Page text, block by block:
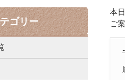
本
ご
ゴリー